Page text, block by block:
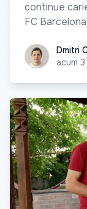
continue
FC Barcelona.
Dmitri Ciolacu
Dmitri
acum